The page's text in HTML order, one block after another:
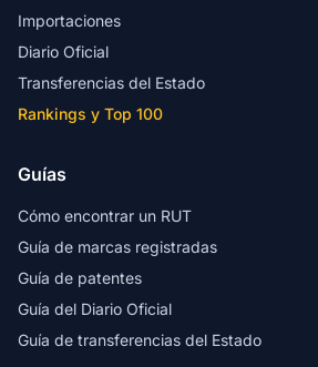
Importaciones
Diario Oficial
Transferencias del Estado
Rankings y Top 100
Guías
Cómo encontrar un RUT
Guía de marcas registradas
Guía de patentes
Guía del Diario Oficial
Guía de transferencias del Estado